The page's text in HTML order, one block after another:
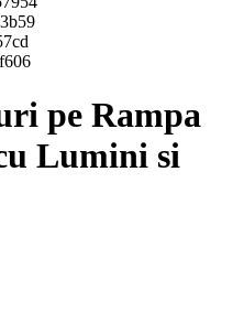
pe Rampa
Lumini si